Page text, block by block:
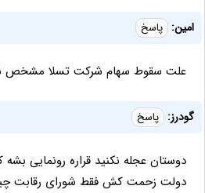
امین: پاسخ
علت سقوط سهام شرکت تسلا مشخص
گودرز: پاسخ
دوستان عجله نکنید قراره رونمایی
دولت زحمت کش فقط شورای رقابت چیه